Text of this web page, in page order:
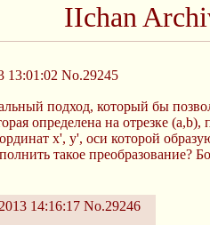
IIchan
13:01:02 No.29245
подход, который бы
определена на отрезке
x', y', оси которой
такое преобразование?
14:16:17 No.29246